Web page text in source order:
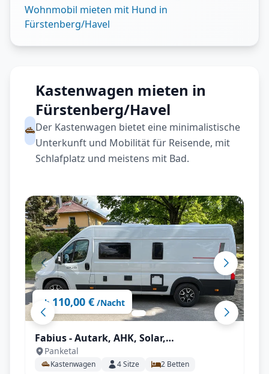
Wohnmobil mieten mit Hund in
Fürstenberg/Havel
Kastenwagen mieten in
Fürstenberg/Havel
Der Kastenwagen bietet eine minimalistische
Unterkunft und Mobilität für Reisende, mit
Schlafplatz und meistens mit Bad.
ab 110,00 € /Nacht
Fabius - Autark, AHK, Solar,
Fahrradträger, Markise, Campingsset
uvm.
Panketal
Kastenwagen 4Sitze 2 Betten